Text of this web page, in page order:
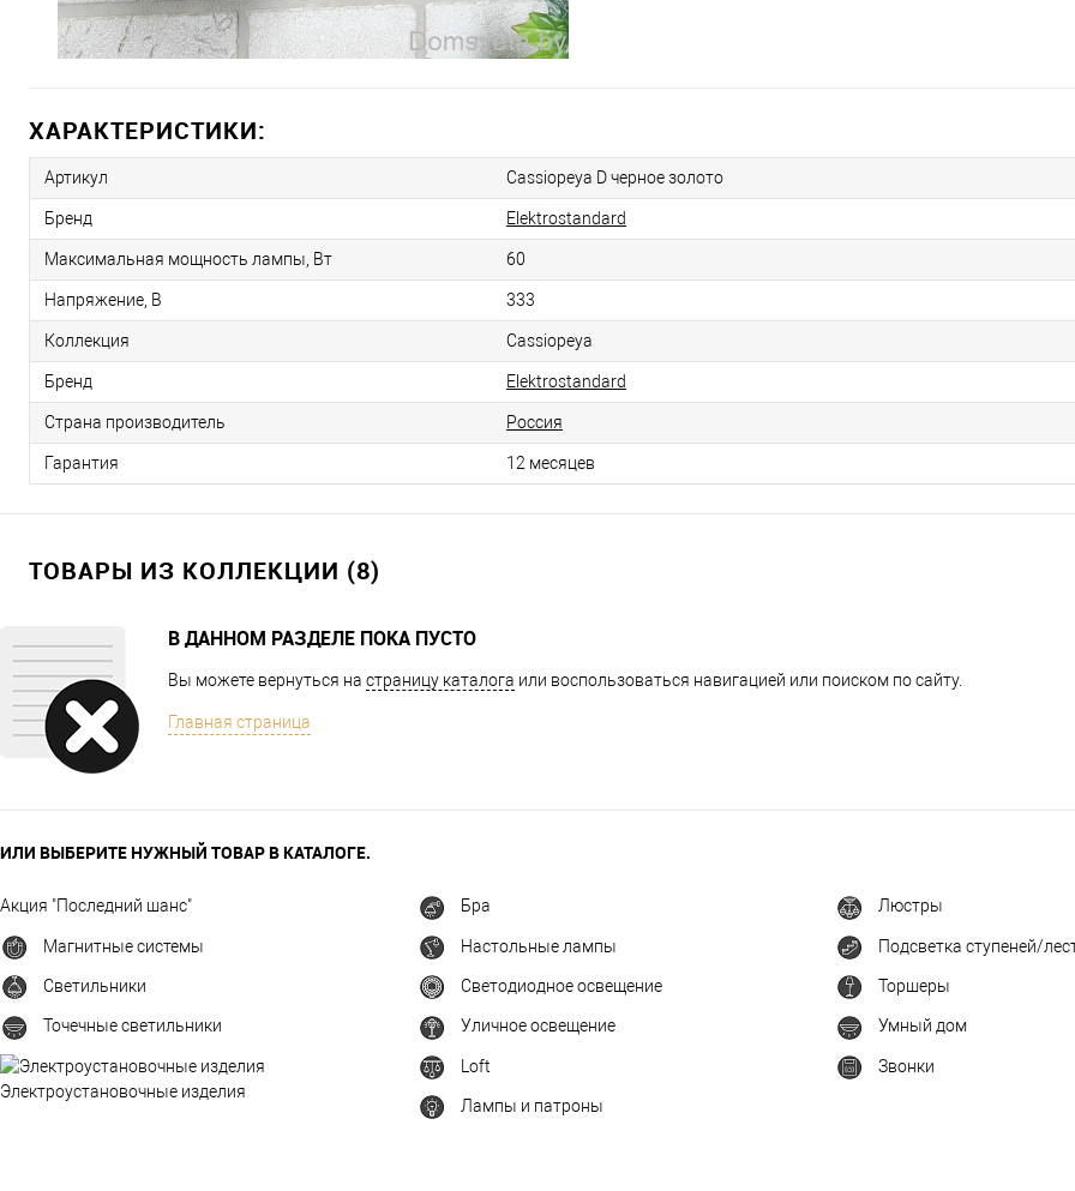
ХАРАКТЕРИСТИКИ:
Артикул Cassiopeya D черное золото
Бренд Elektrostandard
Максимальная мощность лампы, Вт 60
Напряжение, В 333
Коллекция Cassiopeya
Бренд Elektrostandard
Страна производитель Россия
Гарантия 12 месяцев
ТОВАРЫ ИЗ КОЛЛЕКЦИИ (8)
В ДАННОМ РАЗДЕЛЕ ПОКА ПУСТО
Вы можете вернуться на страницу каталога или воспользоваться навигацией или поиском по сайту.
Главная страница
ИЛИ ВЫБЕРИТЕ НУЖНЫЙ ТОВАР В КАТАЛОГЕ.
Акция "Последний шанс" Бра Люстры
Магнитные системы Настольные лампы Подсветка ступеней/
Светильники Светодиодное освещение Торшеры
Точечные светильники Уличное освещение Умный дом
Электроустановочные изделия
Loft Звонки
Лампы и патроны